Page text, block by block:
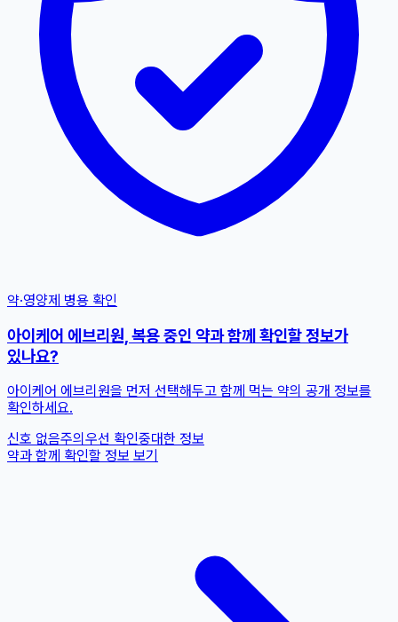
약·영양제 병용 확인
아이케어 에브리원, 복용 중인 약과 함께 확인할 정보가
있나요?
아이케어 에브리원을 먼저 선택해두고 함께 먹는 약의 공개 정보를
확인하세요.
신호 없음주의 우선 확인중대한 정보
약과 함께 확인할 정보 보기